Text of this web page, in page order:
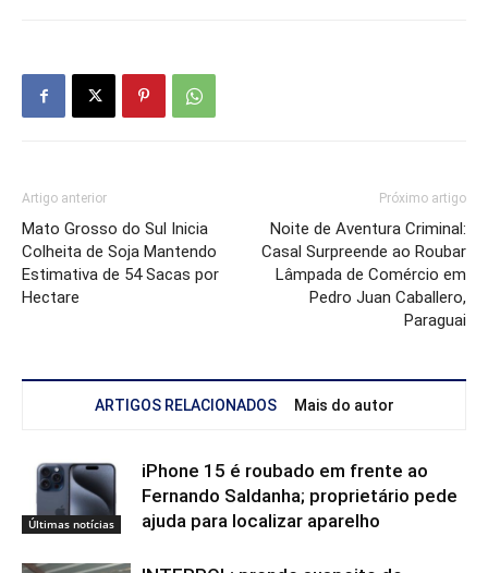
Artigo anterior
Mato Grosso do Sul Inicia
Colheita de Soja Mantendo
Estimativa de 54 Sacas por
Hectare
Próximo artigo
Noite de Aventura Criminal:
Casal Surpreende ao Roubar
Lâmpada de Comércio em
Pedro Juan Caballero,
Paraguai
ARTIGOS RELACIONADOS Mais do autor
Últimas notícias
iPhone 15 é roubado em frente ao
Fernando Saldanha; proprietário pede
ajuda para localizar aparelho